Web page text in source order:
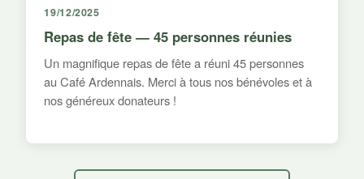
19/12/2025
Repas de fête — 45 personnes réunies
Un magnifique repas de fête a réuni 45 personnes
au Café Ardennais. Merci à tous nos bénévoles et à
nos généreux donateurs !